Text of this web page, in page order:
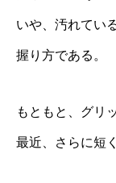
いや、汚れてい
握り方である。
もともと、グリ
最近、さらに短